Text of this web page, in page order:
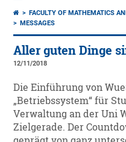
FACULTY OF MATHEMATICS
MESSAGES
Aller guten Dinge
12/11/2018
Die Einführung von
„Betriebssystem“ für
Verwaltung an der Uni
Zielgerade. Der